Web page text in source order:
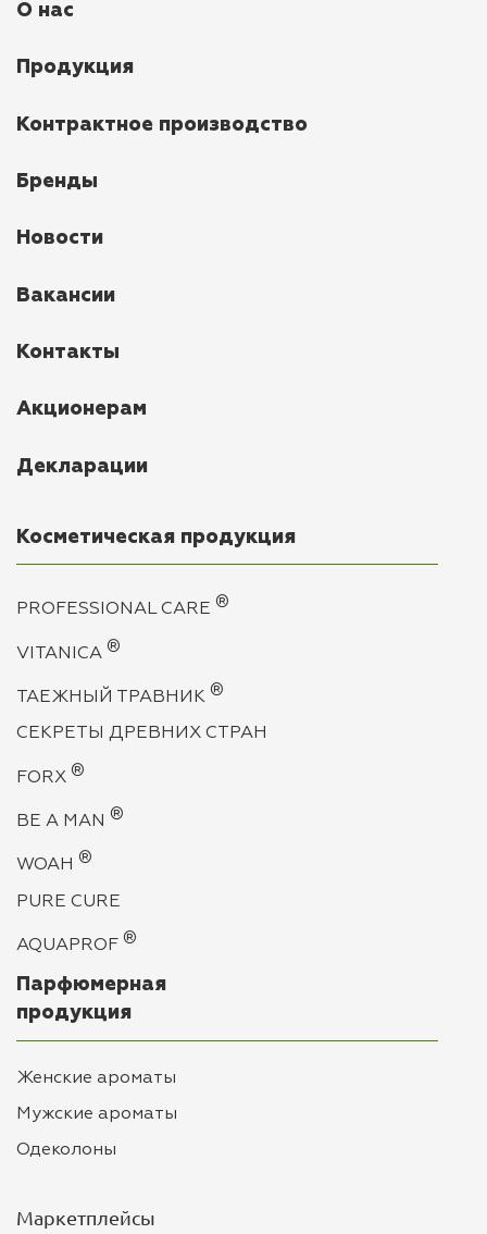
О нас
Продукция
Контрактное производство
Бренды
Новости
Вакансии
Контакты
Акционерам
Декларации
Косметическая продукция
PROFESSIONAL CARE ®
VITANICA ®
ТАЕЖНЫЙ ТРАВНИК ®
СЕКРЕТЫ ДРЕВНИХ СТРАН
FORX ®
BE А MAN ®
WOAH ®
PURE CURE
AQUAPROF ®
Парфюмерная
продукция
Женские ароматы
Мужские ароматы
Одеколоны
Маркетплейсы